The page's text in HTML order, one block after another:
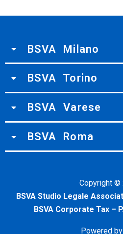
BSVA Milano
BSVA Torino
BSVA Varese
BSVA Roma
Copyright ©
BSVA Studio Legale
BSVA Corporate Tax –
Powered by